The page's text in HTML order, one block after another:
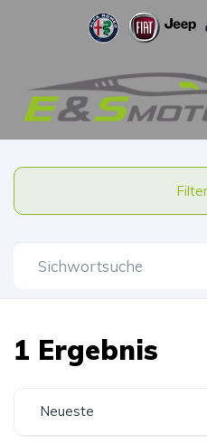
1 Ergebnis
Neueste